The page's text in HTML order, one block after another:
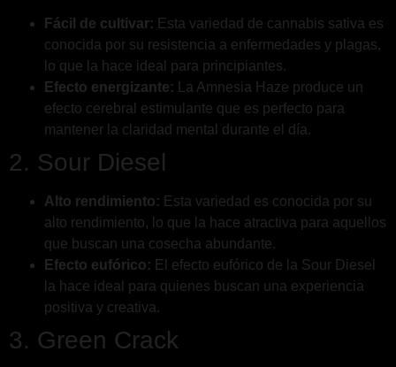
Fácil de cultivar: Esta variedad de cannabis sativa es
conocida por su resistencia a enfermedades y plagas,
lo que la hace ideal para principiantes.
Efecto energizante: La Amnesia Haze produce un
efecto cerebral estimulante que es perfecto para
mantener la claridad mental durante el día.
2. Sour Diesel
Alto rendimiento: Esta variedad es conocida por su
alto rendimiento, lo que la hace atractiva para aquellos
que buscan una cosecha abundante.
Efecto eufórico: El efecto eufórico de la Sour Diesel
la hace ideal para quienes buscan una experiencia
positiva y creativa.
3. Green Crack